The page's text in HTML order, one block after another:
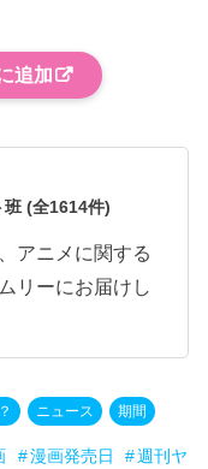
追加
班(全1614件)
アニメに関する
リーにお届けし
ニュース 期間
漫画発売日
週刊ヤ